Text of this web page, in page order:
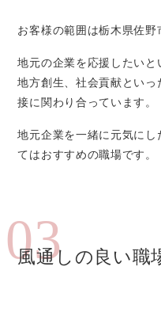
お客様の範囲は栃木県佐野
地元の企業を応援したい
地方創生、社会貢献とい
接に関わり合っています。
地元企業を一緒に元気に
てはおすすめの職場です。
03
風通しの良い職